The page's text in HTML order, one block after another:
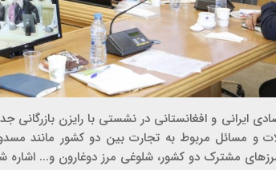
ایرانی و افغانستانی در نشستی با رایزن بازرگانی
مشترک دو کشور، شلوغی مرز دوغارون و... اشاره